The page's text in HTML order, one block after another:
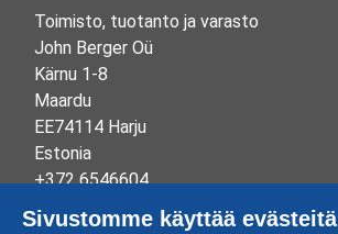
Toimisto, tuotanto ja varasto
John Berger Oü
Kärnu 1-8
Maardu
EE74114 Harju
Estonia
+372 6546604
info@johnberger.ee
Sivustomme käyttää evästeitä